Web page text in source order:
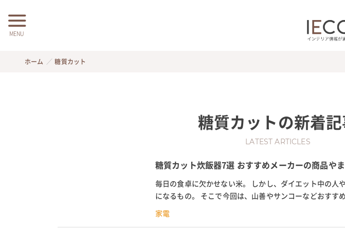
MENU
ホーム 糖質カット
糖質カットの新着
LATEST ARTICLES
糖質カット炊飯器7選 おすすめメーカーの商品や
毎日の食卓に欠かせない米。 しかし、ダイエット中の人
になるもの。 そこで今回は、山善やサンコーなどおすす
フォーティフォーのロカボ炊飯器、アイリスオーヤマの...
家電